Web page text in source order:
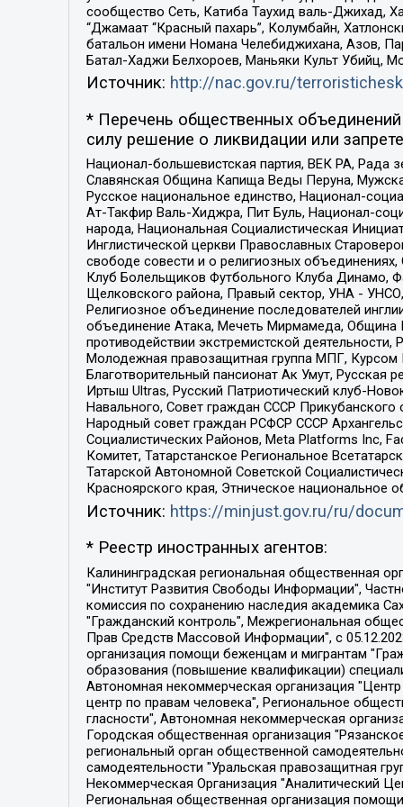
сообщество Сеть, Катиба Таухид валь-Джихад,
“Джамаат “Красный пахарь”, Колумбайн,
батальон имени Номана Челебиджихана, Азов,
Батал-Хаджи Белхороев, Маньяки Культ Убийц,
Источник: http://nac.gov.ru/
* Перечень общественных
силу решение о ликвидации или
Национал-большевистская партия, ВЕК РА, Рада
Славянская Община Капища Веды Перуна,
Русское национальное единство, Национал-
Ат-Такфир Валь-Хиджра, Пит Буль, Национал-
народа, Национальная Социалистическая
Инглистической церкви Православных
свободе совести и о религиозных
Клуб Болельщиков Футбольного Клуба Динамо,
Щелковского района, Правый сектор, УНА - УНСО,
Религиозное объединение последователей
объединение Атака, Мечеть Мирмамеда, Община
противодействии экстремистской
Молодежная правозащитная группа МПГ, Курсом
Благотворительный пансионат Ак Умут, Русская
Иртыш Ultras, Русский Патриотический клуб-
Навального, Совет граждан СССР
Народный совет граждан РСФСР СССР
Социалистических Районов, Meta Platforms Inc,
Комитет, Татарстанское Региональное
Татарской Автономной Советской
Красноярского края, Этническое национальное
Источник: https://minjust.gov.ru/ru/
* Реестр иностранных агентов:
Калининградская региональная общественная организация "Экозащита!-Женсовет", Фонд содействия защите прав и свобод граждан "Общественный вердикт", Фонд "Институт Развития Свободы Информации", Частное учреждение "Информационное агентство МЕМО. РУ", Региональная общественная организация "Общественная комиссия по сохранению наследия академика Сахарова", Фонд поддержки свободы прессы, Санкт-Петербургская общественная правозащитная организация "Гражданский контроль", Межрегиональная общественная организация "Информационно-просветительский центр "Мемориал", Региональный Фонд "Центр Защиты Прав Средств Массовой Информации", с 05.12.2023 Фонд "Центр Защиты Прав Средств массовой информации", Региональная общественная благотворительная организация помощи беженцам и мигрантам "Гражданское содействие", Негосударственное образовательное учреждение дополнительного профессионального образования (повышение квалификации) специалистов "АКАДЕМИЯ ПО ПРАВАМ ЧЕЛОВЕКА", Свердловская региональная общественная организация "Сутяжник", Автономная некоммерческая организация "Центр независимых социологических исследований", Союз общественных объединений "Российский исследовательский центр по правам человека", Региональное общественное учреждение научно-информационный центр "МЕМОРИАЛ", Некоммерческая организация "Фонд защиты гласности", Автономная некоммерческая организация "Институт прав человека", Городская общественная организация "Екатеринбургское общество "МЕМОРИАЛ", Городская общественная организация "Рязанское историко-просветительское и правозащитное общество "Мемориал" (Рязанский Мемориал), Челябинский региональный орган общественной самодеятельности – женское общественное объединение "Женщины Евразии", Челябинский региональный орган общественной самодеятельности "Уральская правозащитная группа", Фонд содействия защите здоровья и социальной справедливости имени Андрея Рылькова, Автономная Некоммерческая Организация "Аналитический Центр Юрия Левады", Автономная некоммерческая организация социальной поддержки населения "Проект Апрель", Региональная общественная организация помощи женщинам и детям, находящимся в кризисной ситуации "Информационно-методический центр "Анна", Фонд содействия развитию массовых коммуникаций и правовому просвещению "Так-так-Так", Фонд содействия устойчивому развитию "Серебряная тайга", Свердловский региональный общественный фонд социальных проектов "Новое время", "Idel.Реалии", Кавказ.Реалии, Крым.Реалии, Телеканал Настоящее Время, Татаро-башкирская служба Радио Свобода (Azatliq Radiosi), Радио Свободная Европа/Радио Свобода (PCE/PC), "Сибирь.Реалии", "Фактограф", Благотворительный фонд помощи осужденным и их семьям, Автономная некоммерческая организация "Институт глобализации и социальных движений", Фонд "В защиту прав заключенных", Частное учреждение "Центр поддержки и содействия развитию средств массовой информации", Пензенский региональный